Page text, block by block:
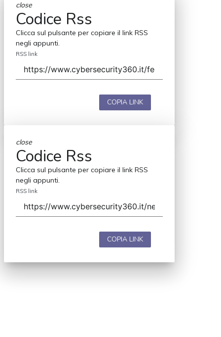
close
Codice Rss
Clicca sul pulsante per copiare il link RSS
negli appunti.
RSS link
COPIA LINK
close
Codice Rss
Clicca sul pulsante per copiare il link RSS
negli appunti.
RSS link
COPIA LINK